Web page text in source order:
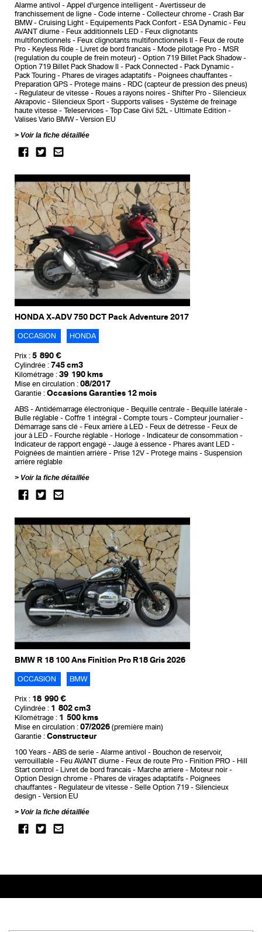
Alarme antivol Appel d'urgence intelligent
Avertisseur de
franchissement de ligne
Code interne Collecteur chrome
Crash Bar
BMW
Cruising Light Equipements Pack Confort ESA Dynamic
Feu
AVANT diurne
Feux additionnels LED
Feux clignotants
multifonctionnels
Feux clignotants multifonctionnels II
Feux de route
Pro
Keyless Ride Livret de bord francais Mode pilotage Pro
MSR
(regulation du couple de frein moteur)
Option 719 Billet Pack Shadow
Option 719 Billet Pack Shadow II
Pack Connected
Pack Dynamic
Pack Touring
Phares de virages adaptatifs
Poignees chauffantes
Preparation GPS
Protege mains
RDC (capteur de pression des pneus)
Regulateur de vitesse
Roues a rayons noires Shifter Pro
Silencieux
Akrapovic
Silencieux Sport Supports valises
Système de freinage
haute vitesse
Teleservices Top Case Givi 52L
Ultimate Edition
Valises Vario BMW
Version EU
Voir la fiche détaillée
HONDA X-ADV 750 DCT Pack Adventure 2017
OCCASION HONDA
Prix : 5 890 €
Cylindrée : 745 cm3
Kilométrage : 39 190 kms
Mise en circulation : 08/2017
Garantie : Occasions Garanties 12 mois
ABS Antidémarrage électronique Bequille centrale
Bequille latérale
Bulle réglable
Coffre 1 intégral Compte tours
Compteur journalier
Démarrage sans clé
Feux arrière à LED Feux de détresse
Feux de
jour à LED
Fourche réglable Horloge
Indicateur de consommation
Indicateur de rapport engagé
Jauge à essence
Phares avant LED
Poignées de maintien arrière
Prise 12V Protege mains
Suspension
arrière réglable
Voir la fiche détaillée
BMW R 18 100 Ans Finition Pro R18 Gris 2026
OCCASION BMW
Prix : 18 990 €
Cylindrée : 1 802 cm3
Kilométrage : 1 500 kms
Mise en circulation : 07/2026 (première main)
Garantie : Constructeur
100 Years ABS de serie Alarme antivol
Bouchon de reservoir,
verrouillable
Feu AVANT diurne Feux de route Pro Finition PRO
Hill
Start control
Livret de bord francais Marche arriere
Moteur noir
Option Design chrome
Phares de virages adaptatifs
Poignees
chauffantes
Regulateur de vitesse Selle Option 719
Silencieux
design
Version EU
Voir la fiche détaillée